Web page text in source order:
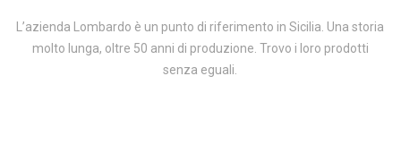
L’azienda Lombardo è un punto di riferimento in Sicilia. Una storia
molto lunga, oltre 50 anni di produzione. Trovo i loro prodotti
senza eguali.